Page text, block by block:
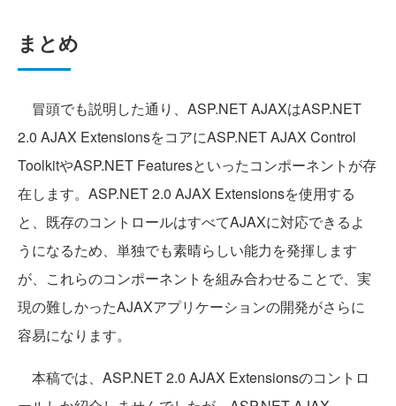
まとめ
冒頭でも説明した通り、ASP.NET AJAXはASP.NET
2.0 AJAX ExtensionsをコアにASP.NET AJAX Control
ToolkitやASP.NET Featuresといったコンポーネントが存
在します。ASP.NET 2.0 AJAX Extensionsを使用する
と、既存のコントロールはすべてAJAXに対応できるよ
うになるため、単独でも素晴らしい能力を発揮します
が、これらのコンポーネントを組み合わせることで、実
現の難しかったAJAXアプリケーションの開発がさらに
容易になります。
本稿では、ASP.NET 2.0 AJAX Extensionsのコントロ